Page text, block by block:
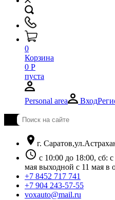
0
Корзина
0 Р
пуста
Personal area Вход
location_on г.
schedule с 10:00 до 18:00, сб:
мая выходной с 11 мая в
+7 8452 717 741
+7 904 243-57-55
voxauto@mail.ru